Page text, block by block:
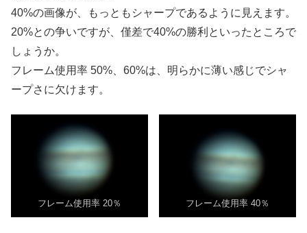
40%の画像が、もっともシャープであるように見えます。
20%との争いですが、僅差で40%の勝利といったところで
しょうか。
フレーム使用率 50%、60%は、明らかに薄い感じでシャ
ープさに欠けます。
フレーム使用率 20％ フレーム使用率 40％